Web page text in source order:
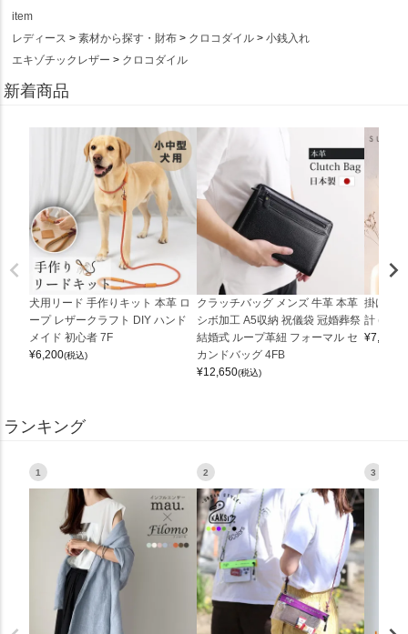
item
レディース
素材から探す・財布 クロコダイル
小銭入れ
エキゾチックレザー
クロコダイル
新着商品
犬用リード 手作りキット 本革 ロ
ープ レザークラフト DIY ハンド
メイド 初心者 7F
¥6,200(税込)
クラッチバッグ メンズ 牛革 本革
シボ加工 A5収納 祝儀袋 冠婚葬祭
結婚式 ループ革紐 フォーマル セ
カンドバッグ 4FB
¥12,650(税込)
掛け時
計
¥7,150
ランキング
1 2 3